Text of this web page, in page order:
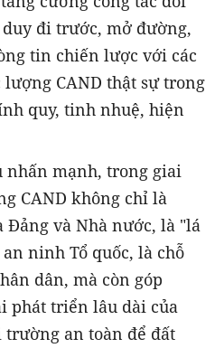
đi trước, mở đường,
tin chiến lược với các
CAND thật sự trong
quy, tinh nhuệ, hiện
nhấn mạnh, trong giai
CAND không chỉ là
Đảng và Nhà nước, là "lá
ninh Tổ quốc, là chỗ
dân, mà còn góp
phát triển lâu dài của
an toàn để đất